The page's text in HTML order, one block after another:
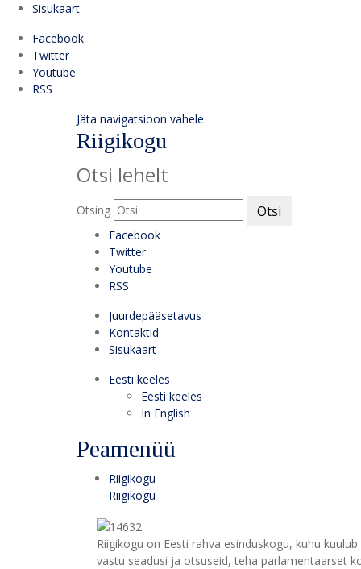
Sisukaart
Facebook
Twitter
Youtube
RSS
Jäta navigatsioon vahele
Riigikogu
Otsi lehelt
Otsing Otsi
Facebook
Twitter
Youtube
RSS
Juurdepääsetavus
Kontaktid
Sisukaart
Eesti keeles
Eesti keeles
In English
Peamenüü
Riigikogu
Riigikogu
Riigikogu on Eesti rahva esinduskogu, kuhu
vastu seadusi ja otsuseid, teha parlamentaarset